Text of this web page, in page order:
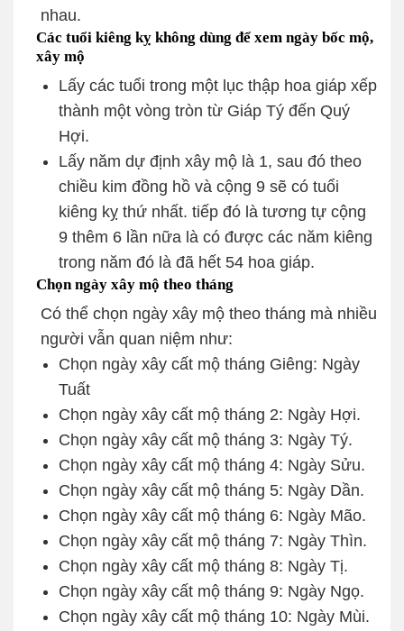
nhau.
Các tuổi kiêng kỵ không dùng để xem ngày bốc mộ,
xây mộ
Lấy các tuổi trong một lục thập hoa giáp xếp
thành một vòng tròn từ Giáp Tý đến Quý
Hợi.
Lấy năm dự định xây mộ là 1, sau đó theo
chiều kim đồng hồ và cộng 9 sẽ có tuổi
kiêng kỵ thứ nhất. tiếp đó là tương tự cộng
9 thêm 6 lần nữa là có được các năm kiêng
trong năm đó là đã hết 54 hoa giáp.
Chọn ngày xây mộ theo tháng
Có thể chọn ngày xây mộ theo tháng mà nhiều
người vẫn quan niệm như:
Chọn ngày xây cất mộ tháng Giêng: Ngày
Tuất
Chọn ngày xây cất mộ tháng 2: Ngày Hợi.
Chọn ngày xây cất mộ tháng 3: Ngày Tý.
Chọn ngày xây cất mộ tháng 4: Ngày Sửu.
Chọn ngày xây cất mộ tháng 5: Ngày Dần.
Chọn ngày xây cất mộ tháng 6: Ngày Mão.
Chọn ngày xây cất mộ tháng 7: Ngày Thìn.
Chọn ngày xây cất mộ tháng 8: Ngày Tị.
Chọn ngày xây cất mộ tháng 9: Ngày Ngọ.
Chọn ngày xây cất mộ tháng 10: Ngày Mùi.